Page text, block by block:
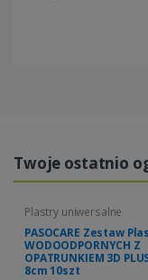
Twoje ostatnio
Plastry uniwersalne
PASOCARE Zestaw
WODOODPORNYCH Z
OPATRUNKIEM 3D
8cm 10szt